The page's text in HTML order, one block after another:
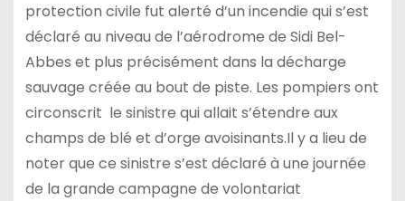
protection civile fut alerté d’un incendie qui s’est
déclaré au niveau de l’aérodrome de Sidi Bel-
Abbes et plus précisément dans la décharge
sauvage créée au bout de piste. Les pompiers ont
circonscrit le sinistre qui allait s’étendre aux
champs de blé et d’orge avoisinants.Il y a lieu de
noter que ce sinistre s’est déclaré à une journée
de la grande campagne de volontariat